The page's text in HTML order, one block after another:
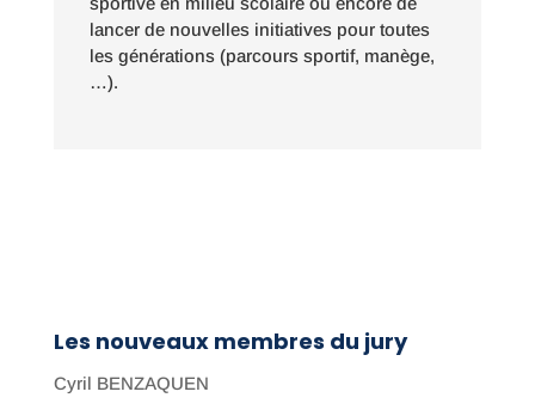
lancer de nouvelles initiatives pour toutes
les générations (parcours sportif, manège,
…).
Les nouveaux membres du jury
Cyril BENZAQUEN